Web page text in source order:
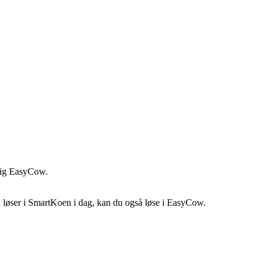
EasyCow.
i SmartKoen i dag, kan du også løse i EasyCow.